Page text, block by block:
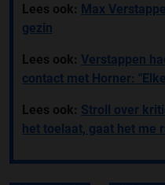
Lees ook: Max
gezin
Lees ook: Verstappen
contact met Horner:
Lees ook: Stroll over
het toelaat, gaat het me